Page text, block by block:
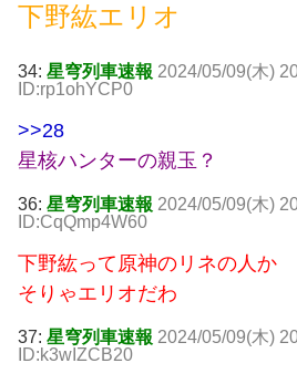
下野紘エリオ
34: 星穹列車速報 2024/05/09(木)
ID:rp1ohYCP0
>>28
星核ハンターの親玉？
36: 星穹列車速報 2024/05/09(木)
ID:CqQmp4W60
下野紘って原神のリネの人か
そりゃエリオだわ
37: 星穹列車速報 2024/05/09(木)
ID:k3wIZCB20